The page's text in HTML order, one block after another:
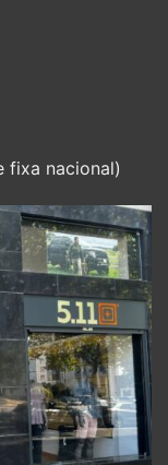
fixa nacional)